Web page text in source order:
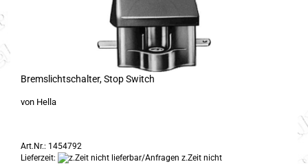
Bremslichtschalter, Stop Switch
von Hella
Art.Nr.: 1454792
Lieferzeit:
z.Zeit nicht